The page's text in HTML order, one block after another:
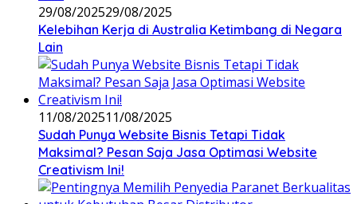
29/08/202529/08/2025
Kelebihan Kerja di Australia Ketimbang di Negara
Lain
11/08/202511/08/2025
Sudah Punya Website Bisnis Tetapi Tidak
Maksimal? Pesan Saja Jasa Optimasi Website
Creativism Ini!